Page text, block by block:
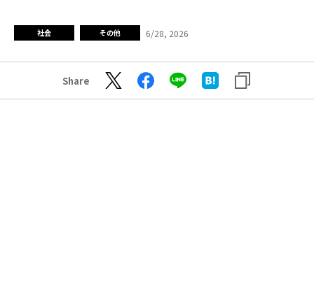
社会 その他 6/28, 2026
Share